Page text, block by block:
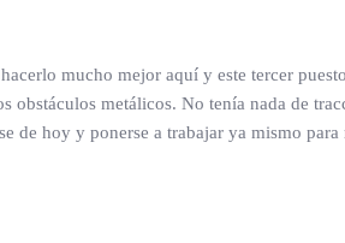
mucho mejor aquí y este tercer
metálicos. No tenía nada de
de hoy y ponerse a trabajar ya mismo